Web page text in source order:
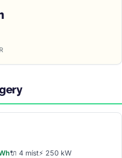
🔌 4 míst⚡ 250 kW